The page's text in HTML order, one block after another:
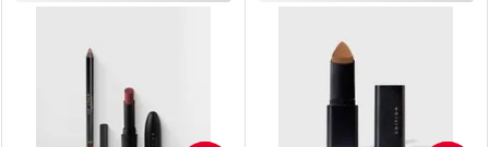
Laboratório
Por Menos Laboratório
Por Menos